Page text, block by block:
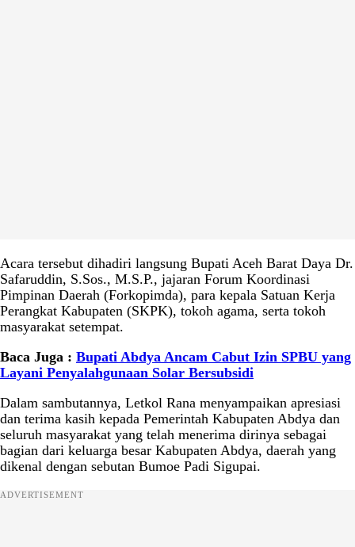
Acara tersebut dihadiri langsung Bupati Aceh Barat Daya Dr.
Safaruddin, S.Sos., M.S.P., jajaran Forum Koordinasi
Pimpinan Daerah (Forkopimda), para kepala Satuan Kerja
Perangkat Kabupaten (SKPK), tokoh agama, serta tokoh
masyarakat setempat.
Baca Juga : Bupati Abdya Ancam Cabut Izin SPBU yang
Layani Penyalahgunaan Solar Bersubsidi
Dalam sambutannya, Letkol Rana menyampaikan apresiasi
dan terima kasih kepada Pemerintah Kabupaten Abdya dan
seluruh masyarakat yang telah menerima dirinya sebagai
bagian dari keluarga besar Kabupaten Abdya, daerah yang
dikenal dengan sebutan Bumoe Padi Sigupai.
ADVERTISEMENT